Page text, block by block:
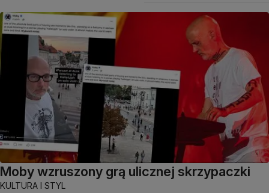
Moby wzruszony grą ulicznej skrzypaczki
KULTURA I STYL